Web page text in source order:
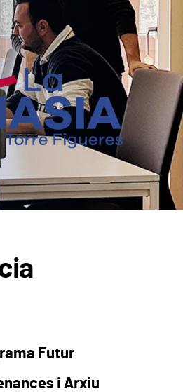
Futur
i Arxiu